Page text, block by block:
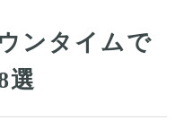
ンタイムで
選